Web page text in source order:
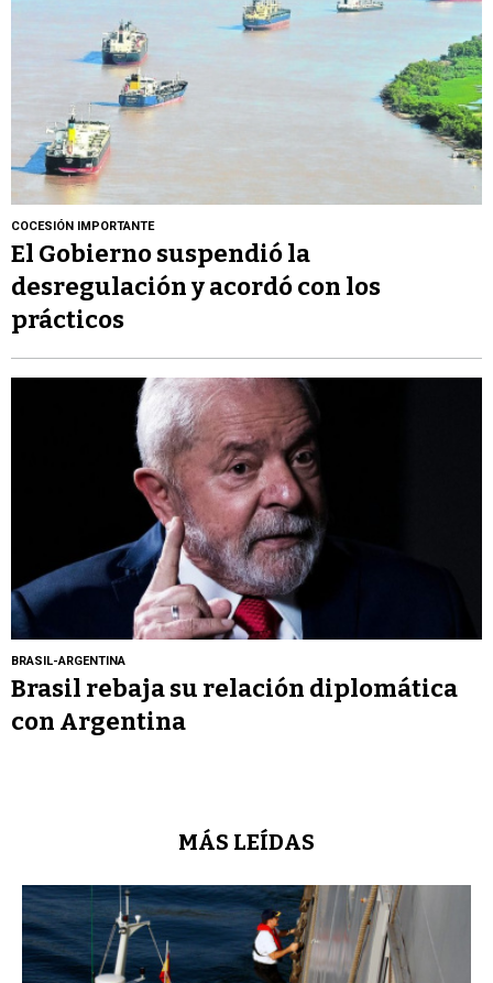
COCESIÓN IMPORTANTE
El Gobierno suspendió la
desregulación y acordó con los
prácticos
BRASIL-ARGENTINA
Brasil rebaja su relación diplomática
con Argentina
MÁS LEÍDAS